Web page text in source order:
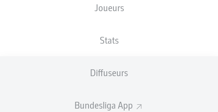
Joueurs
Stats
Diffuseurs
Bundesliga App
Les compositions seront annoncées